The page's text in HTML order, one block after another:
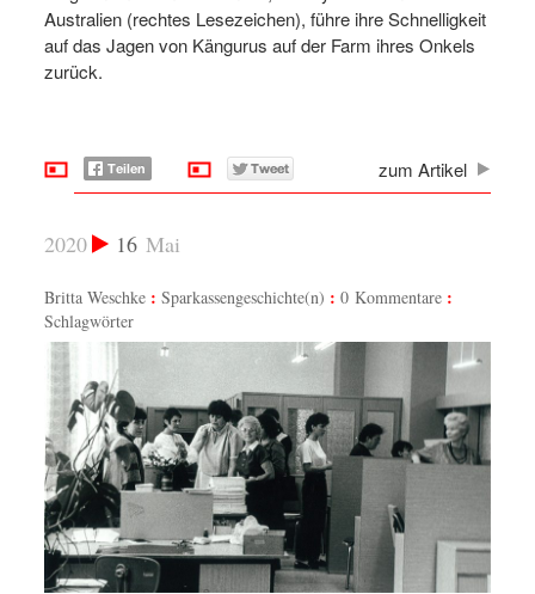
Australien (rechtes Lesezeichen), führe ihre Schnelligkeit
auf das Jagen von Kängurus auf der Farm ihres Onkels
zurück.
zum Artikel
16 Mai
2020
Britta Weschke Sparkassengeschichte(n)
0 Kommentare
Schlagwörter